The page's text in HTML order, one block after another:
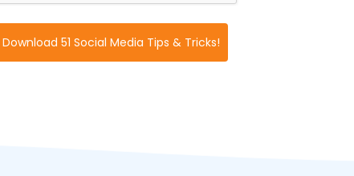
Download 51 Social Media Tips & Tricks!